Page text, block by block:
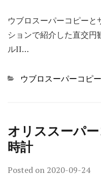
ウブロスーパーコピー
ションで紹介した直交
ルII…
Categories
ウブロスーパーコピー
オリススーパ
時計
Posted on 2020-09-24